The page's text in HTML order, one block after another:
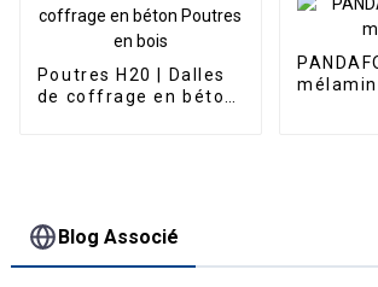
Poutres H20 | Dalles
de coffrage en béton
Blog Associé